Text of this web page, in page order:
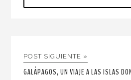
POST SIGUIENTE »
GALÁPAGOS, UN VIAJE A LAS ISLAS